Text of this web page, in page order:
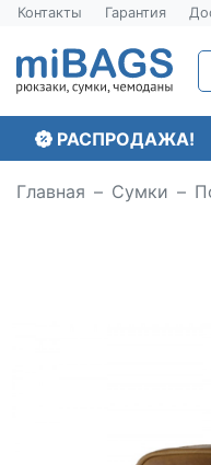
Контакты Гарантия
РАСПРОДАЖА!
Главная Сумки